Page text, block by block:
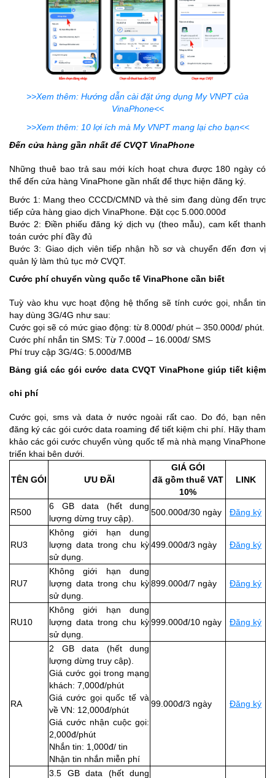
>>Xem thêm: Hướng dẫn cài đặt ứng dụng My VNPT của
VinaPhone<<
>>Xem thêm: 10 lợi ích mà My VNPT mang lại cho bạn<<
Đến cửa hàng gần nhất để CVQT VinaPhone
Những thuê bao trả sau mới kích hoạt chưa được 180 ngày có
thể đến cửa hàng VinaPhone gần nhất để thực hiện đăng ký.
Bước 1: Mang theo CCCD/CMND và thẻ sim đang dùng đến trực
tiếp cửa hàng giao dịch VinaPhone. Đặt cọc 5.000.000đ
Bước 2: Điền phiếu đăng ký dịch vụ (theo mẫu), cam kết thanh
toán cước phí đầy đủ
Bước 3: Giao dịch viên tiếp nhận hồ sơ và chuyển đến đơn vị
quản lý làm thủ tục mở CVQT.
Cước phí chuyển vùng quốc tế VinaPhone cần biết
Tuỳ vào khu vực hoạt động hệ thống sẽ tính cước gọi, nhắn tin
hay dùng 3G/4G như sau:
Cước gọi sẽ có mức giao động: từ 8.000đ/ phút – 350.000đ/ phút.
Cước phí nhắn tin SMS: Từ 7.000đ – 16.000đ/ SMS
Phí truy cập 3G/4G: 5.000đ/MB
Bảng giá các gói cước data CVQT VinaPhone giúp tiết kiệm
chi phí
Cước gọi, sms và data ở nước ngoài rất cao. Do đó, bạn nên
đăng ký các gói cước data roaming để tiết kiệm chi phí. Hãy tham
khảo các gói cước chuyển vùng quốc tế mà nhà mạng VinaPhone
triển khai bên dưới.
TÊN GÓI ƯU ĐÃI
GIÁ GÓI
đã gồm thuế VAT
10%
LINK
R500
6 GB data (hết dung
lượng dừng truy cập).
500.000đ/30 ngày Đăng ký
RU3
Không giới hạn dung
lượng data trong chu kỳ
sử dụng.
499.000đ/3 ngày Đăng ký
RU7
Không giới hạn dung
lượng data trong chu kỳ
sử dụng.
899.000đ/7 ngày Đăng ký
RU10
Không giới hạn dung
lượng data trong chu kỳ
sử dụng.
999.000đ/10 ngày Đăng ký
RA
2 GB data (hết dung
lượng dừng truy cập).
Giá cước gọi trong mạng
khách: 7,000đ/phút
Giá cước gọi quốc tế và
về VN: 12,000đ/phút
Giá cước nhận cuộc gọi:
2,000đ/phút
Nhắn tin: 1,000đ/ tin
Nhận tin nhắn miễn phí
99.000đ/3 ngày Đăng ký
3.5 GB data (hết dung